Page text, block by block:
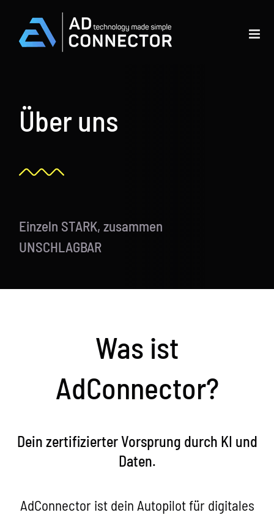
content
Über uns
Einzeln STARK, zusammen
UNSCHLAGBAR
Was ist
AdConnector?
Dein zertifizierter Vorsprung durch KI und
Daten.
AdConnector ist dein Autopilot für digitales